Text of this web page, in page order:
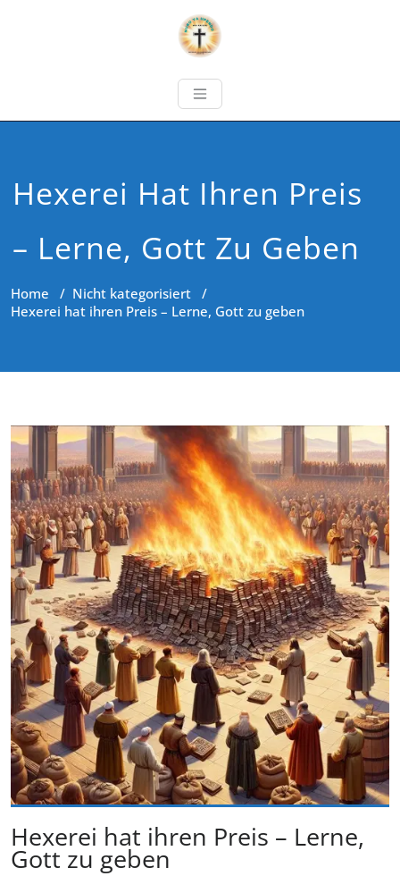
Hexerei Hat Ihren Preis
– Lerne, Gott Zu Geben
Home / Nicht kategorisiert /
Hexerei hat ihren Preis – Lerne, Gott zu geben
Hexerei hat ihren Preis – Lerne,
Gott zu geben